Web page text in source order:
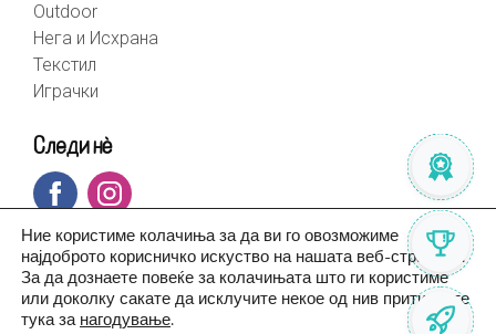
Outdoor
Нега и Исхрана
Текстил
Играчки
Следи нè
Ние користиме колачиња за да ви го овозможиме
најдоброто корисничко искуство на нашата веб-страница.
За да дознаете повеќе за колачињата што ги користиме
или доколку сакате да исклучите некое од нив притиснете
тука за нагодување.